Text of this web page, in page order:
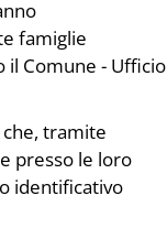
famiglie
il Comune - Ufficio
tramite
presso le loro
identificativo